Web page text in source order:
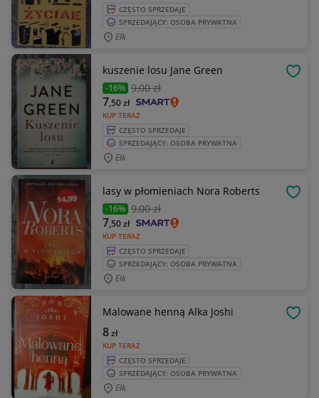
CZĘSTO SPRZEDAJE
SPRZEDAJĄCY: OSOBA PRYWATNA
Ełk
kuszenie losu Jane Green
-16% 9,00 zł
KUP TERAZ
7,50zł
CZĘSTO SPRZEDAJE
SPRZEDAJĄCY: OSOBA PRYWATNA
Ełk
lasy w płomieniach Nora Roberts
-16% 9,00 zł
KUP TERAZ
7,50zł
CZĘSTO SPRZEDAJE
SPRZEDAJĄCY: OSOBA PRYWATNA
Ełk
Malowane henną Alka Joshi
KUP TERAZ
8zł
CZĘSTO SPRZEDAJE
SPRZEDAJĄCY: OSOBA PRYWATNA
Ełk